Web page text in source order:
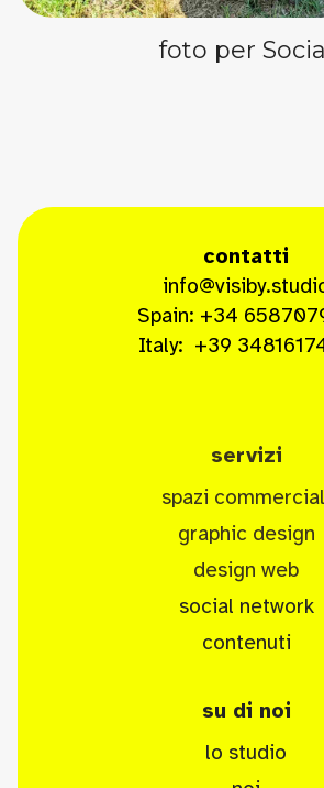
foto per
contatti
Spain: +34
Italy: +39
servizi
spazi
graphic design
design web
social network
contenuti
su di noi
lo studio